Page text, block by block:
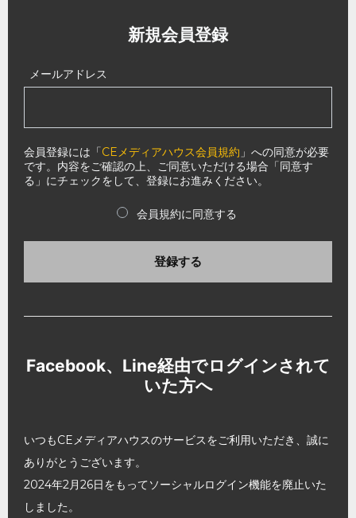
新規会員登録
メールアドレス
会員登録には「CEメディアハウス会員規約 」への同意が必要
です。内容をご確認の上、ご同意いただける場合「同意す
る」にチェックをして、登録にお進みください。
会員規約に同意する
登録する
Facebook、Line経由でログインされて
いた方へ
いつもCEメディアハウスのサービスをご利用いただき、誠に
ありがとうございます。
2024年2月26日をもってソーシャルログイン機能を廃止いた
しました。